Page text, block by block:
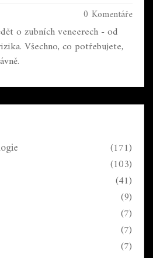
0 Komentáře
o zubních veneerech - od
Všechno, co potřebujete,
(171)
(103)
(41)
(9)
(7)
(7)
(7)